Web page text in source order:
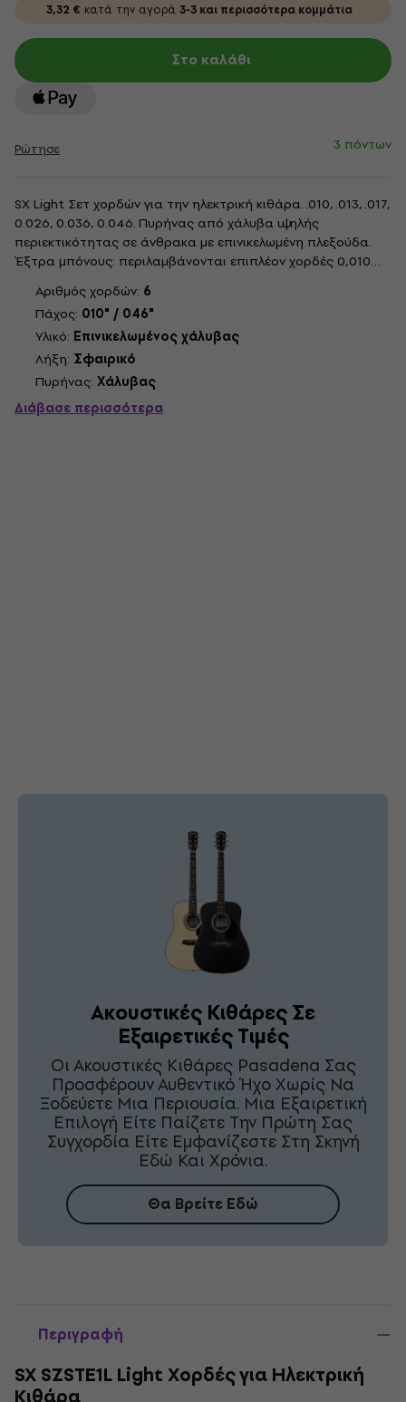
3,32 € κατά την αγορά 3-3 και περισσότερα κομμάτια
Στο καλάθι
Ρώτησε 3 πόντων
SX Light Σετ χορδών για την ηλεκτρική κιθάρα. .010, .013, .017,
0.026, 0.036, 0.046. Πυρήνας από χάλυβα υψηλής
περιεκτικότητας σε άνθρακα με επινικελωμένη πλεξούδα.
Έξτρα μπόνους: περιλαμβάνονται επιπλέον χορδές 0,010
Αριθμός χορδών: 6
Πάχος: 010" / 046"
Υλικό: Επινικελωμένος χάλυβας
Λήξη: Σφαιρικό
Πυρήνας: Χάλυβας
Διάβασε περισσότερα
Ακουστικές Κιθάρες Σε
Εξαιρετικές Τιμές
Οι Ακουστικές Κιθάρες Pasadena Σας
Προσφέρουν Αυθεντικό Ήχο Χωρίς Να
Ξοδεύετε Μια Περιουσία. Μια Εξαιρετική
Επιλογή Είτε Παίζετε Την Πρώτη Σας
Συγχορδία Είτε Εμφανίζεστε Στη Σκηνή
Εδώ Και Χρόνια.
Θα Βρείτε Εδώ
Περιγραφή
SX SZSTE1L Light Χορδές για Ηλεκτρική